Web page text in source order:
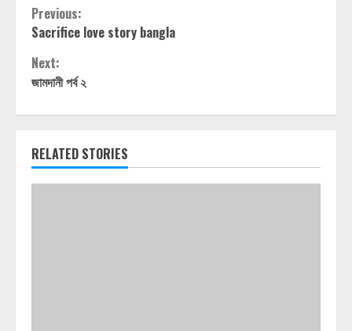
Continue
Reading
Previous:
Sacrifice love story bangla
Next:
জামদানী পর্ব ২
RELATED STORIES